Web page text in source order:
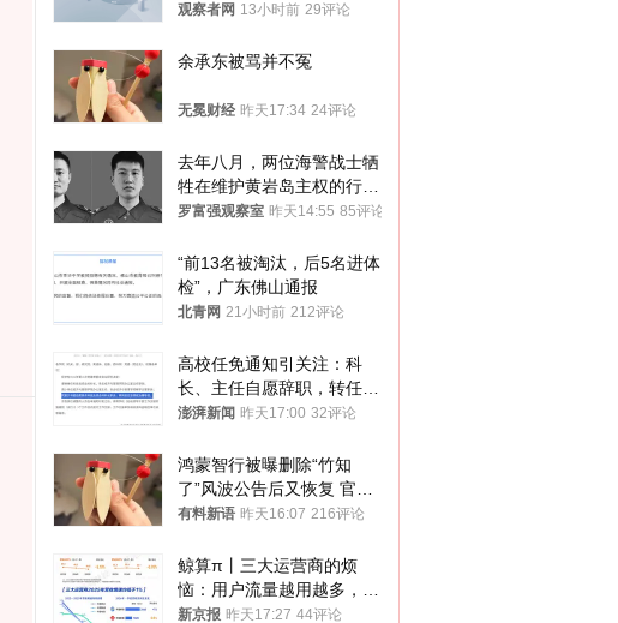
观察者网 13小时前 29评论
余承东被骂并不冤
无冕财经 昨天17:34 24评论
去年八月，两位海警战士牺
牲在维护黄岩岛主权的行动
中
罗富强观察室 昨天14:55 85评论
“前13名被淘汰，后5名进体
检”，广东佛山通报
北青网 21小时前 212评论
高校任免通知引关注：科
长、主任自愿辞职，转任思
政辅导员
澎湃新闻 昨天17:00 32评论
鸿蒙智行被曝删除“竹知
了”风波公告后又恢复 官媒
曾力挺：劝华为要大度的，
有料新语 昨天16:07 216评论
鲸算π丨三大运营商的烦
恼：用户流量越用越多，收
入却越来越少
新京报 昨天17:27 44评论